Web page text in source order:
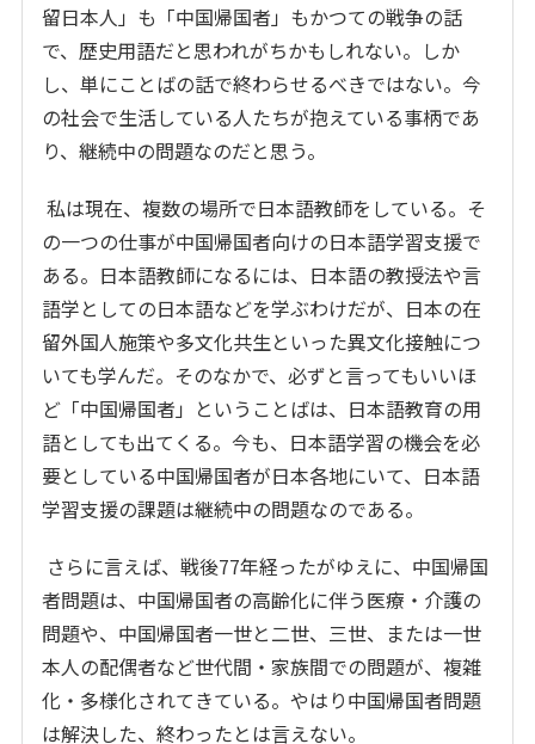
留日本人」も「中国帰国者」もかつての戦争の話
で、歴史用語だと思われがちかもしれない。しか
し、単にことばの話で終わらせるべきではない。今
の社会で生活している人たちが抱えている事柄であ
り、継続中の問題なのだと思う。
私は現在、複数の場所で日本語教師をしている。そ
の一つの仕事が中国帰国者向けの日本語学習支援で
ある。日本語教師になるには、日本語の教授法や言
語学としての日本語などを学ぶわけだが、日本の在
留外国人施策や多文化共生といった異文化接触につ
いても学んだ。そのなかで、必ずと言ってもいいほ
ど「中国帰国者」ということばは、日本語教育の用
語としても出てくる。今も、日本語学習の機会を必
要としている中国帰国者が日本各地にいて、日本語
学習支援の課題は継続中の問題なのである。
さらに言えば、戦後77年経ったがゆえに、中国帰国
者問題は、中国帰国者の高齢化に伴う医療・介護の
問題や、中国帰国者一世と二世、三世、または一世
本人の配偶者など世代間・家族間での問題が、複雑
化・多様化されてきている。やはり中国帰国者問題
は解決した、終わったとは言えない。